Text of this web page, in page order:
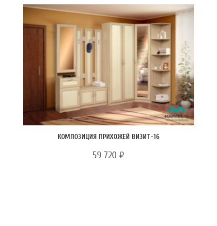
КОМПОЗИЦИЯ ПРИХОЖЕЙ ВИЗИТ-16
59 720₽